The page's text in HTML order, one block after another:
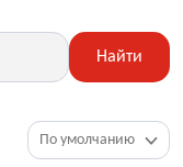
Найти